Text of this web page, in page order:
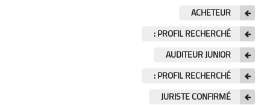
ACHETEUR
PROFIL RECHERCHÉ :
AUDITEUR JUNIOR
PROFIL RECHERCHÉ :
JURISTE CONFIRMÉ